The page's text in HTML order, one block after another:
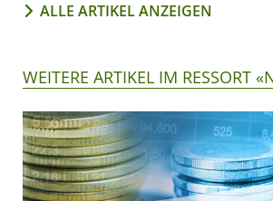
ALLE ARTIKEL ANZEIGEN
WEITERE ARTIKEL IM RESSORT